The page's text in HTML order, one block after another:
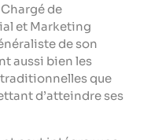
de
et Marketing
de son
aussi bien les
que
d’atteindre ses